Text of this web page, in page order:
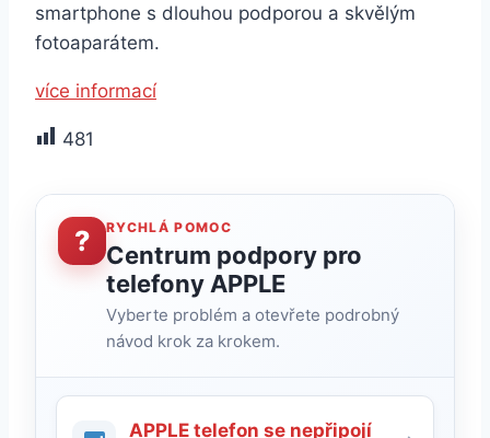
smartphone s dlouhou podporou a skvělým
fotoaparátem.
více informací
481
? RYCHLÁ POMOC
Centrum podpory pro
telefony APPLE
Vyberte problém a otevřete podrobný
návod krok za krokem.
APPLE telefon se nepřipojí